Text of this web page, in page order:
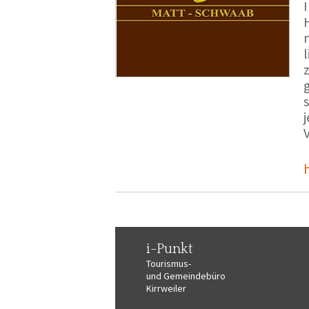
i-Punkt
Tourismus-
und Gemeindebüro
Kirrweiler